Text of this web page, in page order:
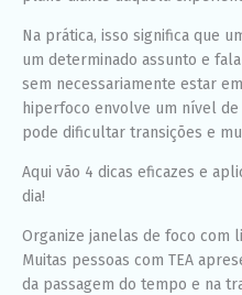
Na prática, isso significa que
um determinado assunto e
sem necessariamente estar
hiperfoco envolve um nível
pode dificultar transições e
Aqui vão 4 dicas eficazes e
dia!
Organize janelas de foco com
Muitas pessoas com TEA
da passagem do tempo e na